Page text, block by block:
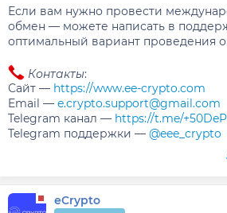
Если вам нужно провести
обмен — можете написать в
оптимальный вариант проведения
Контакты:
Сайт — https://www.ee-crypto.com
Email — e.crypto.support@gmail.com
Telegram канал — https://t.me/
Telegram поддержки — @eee_crypto
eCrypto